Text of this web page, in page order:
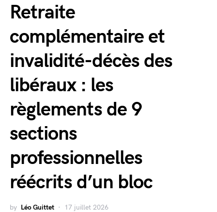
Retraite
complémentaire et
invalidité-décès des
libéraux : les
règlements de 9
sections
professionnelles
réécrits d’un bloc
by Léo Guittet 17 juillet 2026